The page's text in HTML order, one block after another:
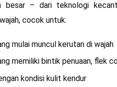
besar – dari teknologi
cocok untuk:
mulai muncul kerutan di wajah
memiliki bintik penuaan, flek
kondisi kulit kendur